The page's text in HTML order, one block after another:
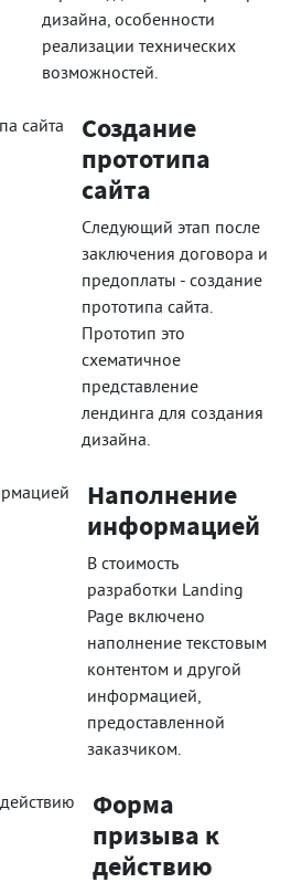
дизайна, особенности
реализации технических
возможностей.
Создание
прототипа
сайта
Следующий этап после
заключения договора и
предоплаты - создание
прототипа сайта.
Прототип это
схематичное
представление
лендинга для создания
дизайна.
Наполнение
информацией
В стоимость
разработки Landing
Page включено
наполнение текстовым
контентом и другой
информацией,
предоставленной
заказчиком.
Форма
призыва к
действию